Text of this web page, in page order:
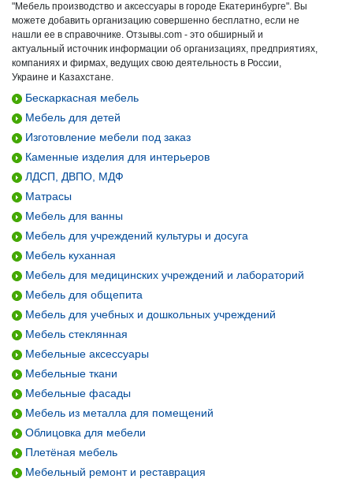
"Мебель производство и аксессуары в городе Екатеринбурге". Вы
можете добавить организацию совершенно бесплатно, если не
нашли ее в справочнике. Отзывы.com - это обширный и
актуальный источник информации об организациях, предприятиях,
компаниях и фирмах, ведущих свою деятельность в России,
Украине и Казахстане.
Бескаркасная мебель
Мебель для детей
Изготовление мебели под заказ
Каменные изделия для интерьеров
ЛДСП, ДВПО, МДФ
Матрасы
Мебель для ванны
Мебель для учреждений культуры и досуга
Мебель куханная
Мебель для медицинских учреждений и лабораторий
Мебель для общепита
Мебель для учебных и дошкольных учреждений
Мебель стеклянная
Мебельные аксессуары
Мебельные ткани
Мебельные фасады
Мебель из металла для помещений
Облицовка для мебели
Плетёная мебель
Мебельный ремонт и реставрация